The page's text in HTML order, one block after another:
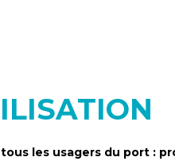
les usagers du port :